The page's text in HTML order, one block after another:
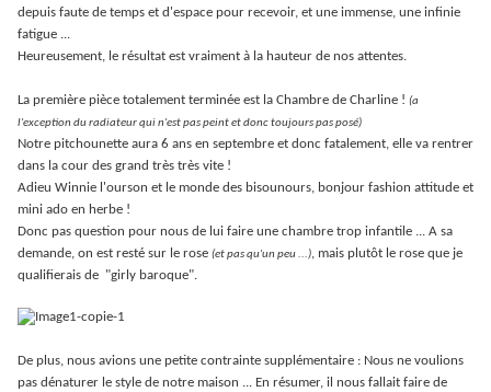
depuis faute de temps et d'espace pour recevoir, et une immense, une infinie
fatigue ...
Heureusement, le résultat est vraiment à la hauteur de nos attentes.
La première pièce totalement terminée est la Chambre de Charline ! (a
l'exception du radiateur qui n'est pas peint et donc toujours pas posé)
Notre pitchounette aura 6 ans en septembre et donc fatalement, elle va rentrer
dans la cour des grand très très vite !
Adieu Winnie l'ourson et le monde des bisounours, bonjour fashion attitude et
mini ado en herbe !
Donc pas question pour nous de lui faire une chambre trop infantile ... A sa
demande, on est resté sur le rose (et pas qu'un peu ...), mais plutôt le rose que je
qualifierais de "girly baroque".
De plus, nous avions une petite contrainte supplémentaire : Nous ne voulions
pas dénaturer le style de notre maison ... En résumer, il nous fallait faire de